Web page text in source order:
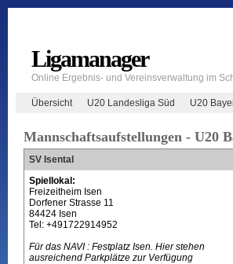
Ligamanager
Online Ergebnis- und Vereinsverwaltung im
Übersicht U20 Landesliga Süd U20
Mannschaftsaufstellungen - U20
SV Isental
Spiellokal:
Freizeitheim Isen
Dorfener Strasse 11
84424 Isen
Tel: +491722914952
Für das NAVI : Festplatz Isen. Hier stehen
ausreichend Parkplätze zur Verfügung